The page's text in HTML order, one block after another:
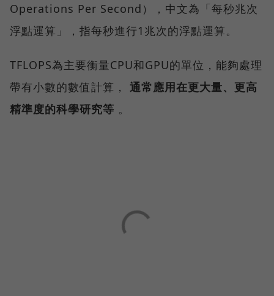
Operations Per Second），中文為「每秒兆次
浮點運算」，指每秒進行1兆次的浮點運算。
TFLOPS為主要衡量CPU和GPU的單位，能夠處理
帶有小數的數值計算， 通常應用在更大量、更高
精準度的科學研究等 。